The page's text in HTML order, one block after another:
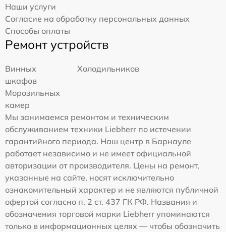
Наши услуги
Согласие на обработку персональных данных
Способы оплаты
Ремонт устройств
Винных
шкафов
Холодильников
Морозильных
камер
Мы занимаемся ремонтом и техническим
обслуживанием техники Liebherr по истечении
гарантийного периода. Наш центр в Барнауле
работает независимо и не имеет официальной
авторизации от производителя. Цены на ремонт,
указанные на сайте, носят исключительно
ознакомительный характер и не являются публичной
офертой согласно п. 2 ст. 437 ГК РФ. Названия и
обозначения торговой марки Liebherr упоминаются
только в информационных целях — чтобы обозначить